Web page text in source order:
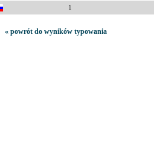
1
« powrót do wyników typowania